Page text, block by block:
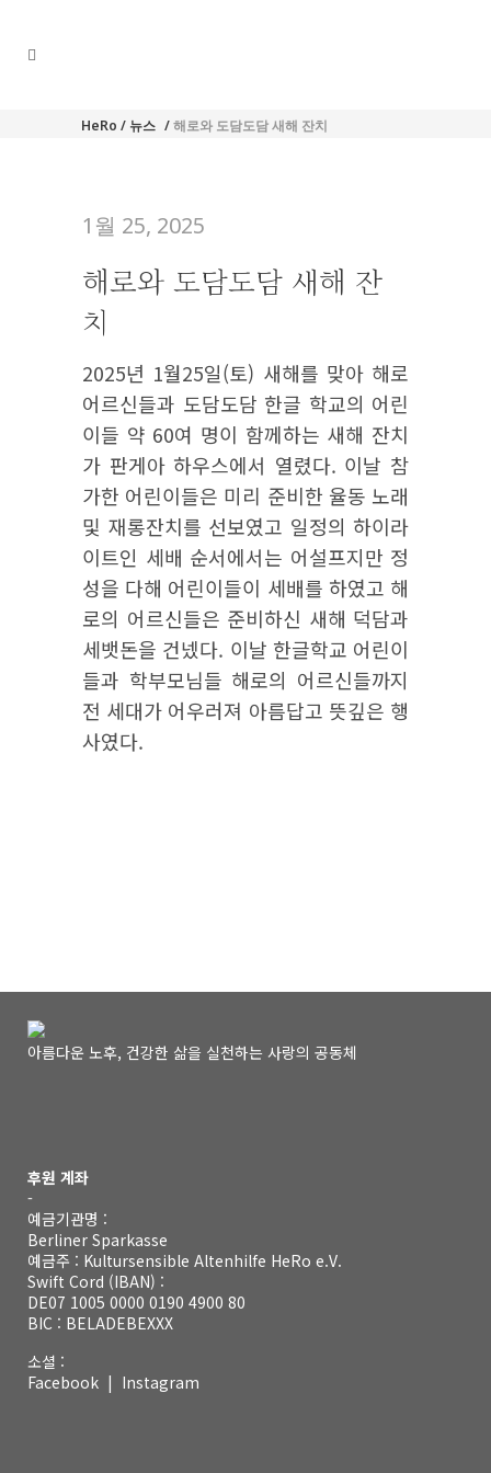
HeRo / 뉴스 /해로와 도담도담 새해 잔치
1월 25, 2025
해로와 도담도담 새해 잔
치
2025년 1월25일(토) 새해를 맞아 해로
어르신들과 도담도담 한글 학교의 어린
이들 약 60여 명이 함께하는 새해 잔치
가 판게아 하우스에서 열렸다. 이날 참
가한 어린이들은 미리 준비한 율동 노래
및 재롱잔치를 선보였고 일정의 하이라
이트인 세배 순서에서는 어설프지만 정
성을 다해 어린이들이 세배를 하였고 해
로의 어르신들은 준비하신 새해 덕담과
세뱃돈을 건넸다. 이날 한글학교 어린이
들과 학부모님들 해로의 어르신들까지
전 세대가 어우러져 아름답고 뜻깊은 행
사였다.
아름다운 노후, 건강한 삶을 실천하는 사랑의 공동체
후원 계좌
-
예금기관명 :
Berliner Sparkasse
예금주 : Kultursensible Altenhilfe HeRo e.V.
Swift Cord (IBAN) :
DE07 1005 0000 0190 4900 80
BIC : BELADEBEXXX
소셜 :
Facebook | Instagram